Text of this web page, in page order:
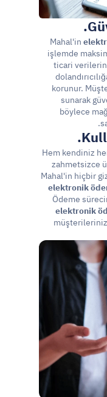
Mahal'in
işlemde
ticari
korunur.
sunarak
böylece
Hem kendiniz
zahmetsizce
elektronik
elektronik